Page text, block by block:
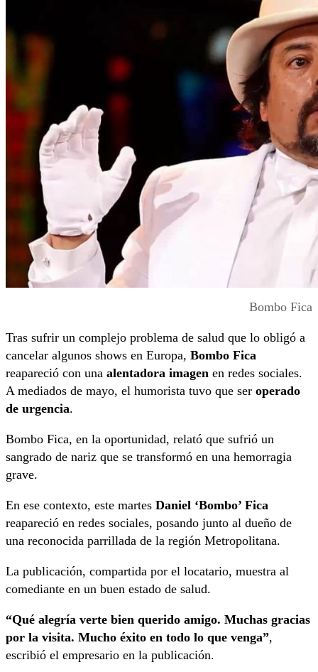
Bombo Fica
Tras sufrir un complejo problema de salud que lo obligó a
cancelar algunos shows en Europa, Bombo Fica
reapareció con una alentadora imagen en redes sociales.
A mediados de mayo, el humorista tuvo que ser operado
de urgencia.
Bombo Fica, en la oportunidad, relató que sufrió un
sangrado de nariz que se transformó en una hemorragia
grave.
En ese contexto, este martes Daniel ‘Bombo’ Fica
reapareció en redes sociales, posando junto al dueño de
una reconocida parrillada de la región Metropolitana.
La publicación, compartida por el locatario, muestra al
comediante en un buen estado de salud.
“Qué alegría verte bien querido amigo. Muchas gracias
por la visita. Mucho éxito en todo lo que venga”,
escribió el empresario en la publicación.